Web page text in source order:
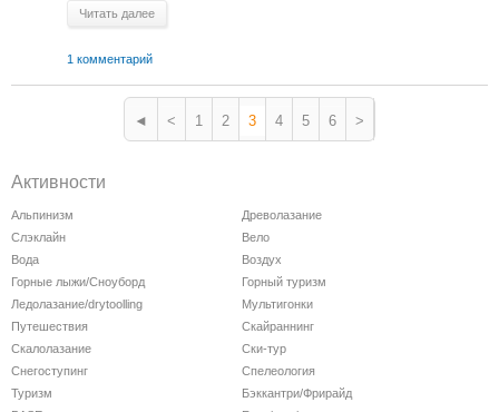
Читать далее
1 комментарий
◄ < 1 2 3 4 5 6 >
Активности
Альпинизм
Древолазание
Слэклайн
Вело
Вода
Воздух
Горные лыжи/Сноуборд
Горный туризм
Ледолазание/drytoolling
Мультигонки
Путешествия
Скайраннинг
Скалолазание
Ски-тур
Снегоступинг
Спелеология
Туризм
Бэккантри/Фрирайд